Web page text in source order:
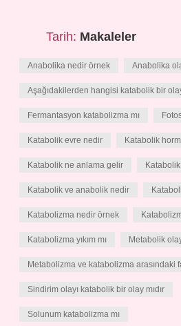
Tarih: Makaleler
Anabolika nedir örnek Anabolika
Aşağıdakilerden hangisi katabolik bir
Fermantasyon katabolizma mı
Katabolik evre nedir Katabolik
Katabolik ne anlama gelir
Katabolik ve anabolik nedir
Katabolizma nedir örnek
Katabolizma yıkım mı Metabolik
Metabolizma ve katabolizma arasındaki
Sindirim olayı katabolik bir olay mıdır
Solunum katabolizma mı